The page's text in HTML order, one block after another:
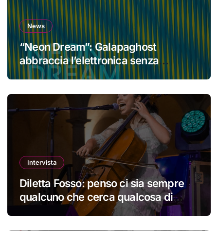
News
“Neon Dream”: Galapaghost
abbraccia l’elettronica senza
perdere la propria identità
Intervista
Diletta Fosso: penso ci sia sempre
qualcuno che cerca qualcosa di